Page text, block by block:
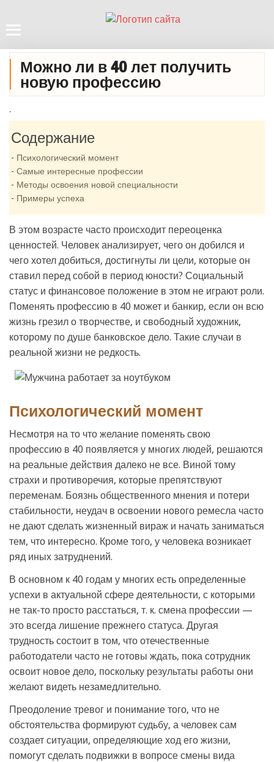
Можно ли в 40 лет получить
новую профессию
.
Содержание
Психологический момент
Самые интересные профессии
Методы освоения новой специальности
Примеры успеха
В этом возрасте часто происходит переоценка
ценностей. Человек анализирует, чего он добился и
чего хотел добиться, достигнуты ли цели, которые он
ставил перед собой в период юности? Социальный
статус и финансовое положение в этом не играют роли.
Поменять профессию в 40 может и банкир, если он всю
жизнь грезил о творчестве, и свободный художник,
которому по душе банковское дело. Такие случаи в
реальной жизни не редкость.
Психологический момент
Несмотря на то что желание поменять свою
профессию в 40 появляется у многих людей, решаются
на реальные действия далеко не все. Виной тому
страхи и противоречия, которые препятствуют
переменам. Боязнь общественного мнения и потери
стабильности, неудач в освоении нового ремесла часто
не дают сделать жизненный вираж и начать заниматься
тем, что интересно. Кроме того, у человека возникает
ряд иных затруднений.
В основном к 40 годам у многих есть определенные
успехи в актуальной сфере деятельности, с которыми
не так-то просто расстаться, т. к. смена профессии —
это всегда лишение прежнего статуса. Другая
трудность состоит в том, что отечественные
работодатели часто не готовы ждать, пока сотрудник
освоит новое дело, поскольку результаты работы они
желают видеть незамедлительно.
Преодоление тревог и понимание того, что не
обстоятельства формируют судьбу, а человек сам
создает ситуации, определяющие ход его жизни,
помогут сделать подвижки в вопросе смены вида